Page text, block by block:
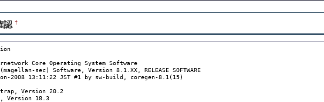
認†
Core Operating System Software
sec) Software, Version 8.1.XX, RELEASE SOFTWARE
2008 13:11:22 JST #1 by sw-build, coregen-8.1(15)
Version 20.2
Version 18.3